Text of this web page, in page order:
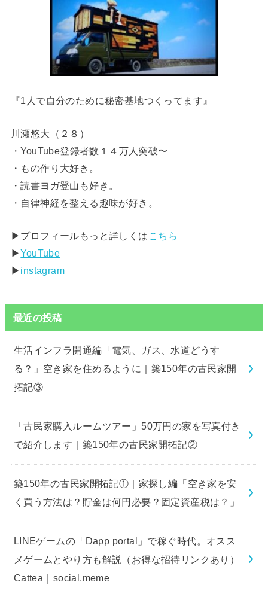
『1人で自分のために秘密基地つくってます』
川瀬悠大（２８）
・YouTube登録者数１４万人突破〜
・もの作り大好き。
・読書ヨガ登山も好き。
・自律神経を整える趣味が好き。
▶︎プロフィールもっと詳しくは こちら
▶︎YouTube
▶︎ instagram
最近の投稿
生活インフラ開通編「電気、ガス、水道どうす
る？」空き家を住めるように｜築150年の古民家開
拓記③
「古民家購入ルームツアー」50万円の家を写真付き
で紹介します｜築150年の古民家開拓記②
築150年の古民家開拓記①｜家探し編「空き家を安
く買う方法は？貯金は何円必要？固定資産税は？」
LINEゲームの「Dapp portal」で稼ぐ時代。オスス
メゲームとやり方も解説（お得な招待リンクあり）
Cattea｜social.meme